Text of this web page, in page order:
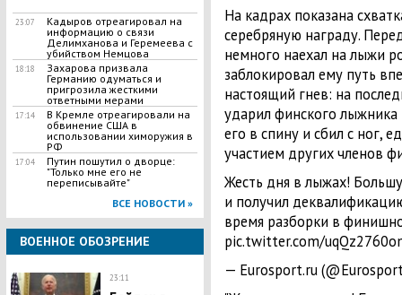
23:07
Кадыров отреагировал на
информацию о связи
Делимханова и Геремеева с
убийством Немцова
18:18
Захарова призвала
Германию одуматься и
пригрозила жесткими
ответными мерами
17:14
В Кремле отреагировали на
обвинение США в
использовании химоружия в
РФ
17:04
Путин пошутил о дворце:
"Только мне его не
переписывайте"
ВСЕ НОВОСТИ »
ВОЕННОЕ ОБОЗРЕНИЕ
23:11
На кадрах показана
серебряную награду.
немного наехал на лыжи
заблокировал ему путь
настоящий гнев: на
ударил финского
его в спину и сбил с ног,
участием других членов
Жесть дня в лыжах!
и получил
время разборки в
pic.twitter.com/
— Eurosport.ru